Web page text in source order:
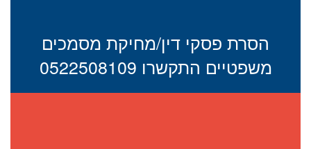
הסרת פסקי דין/מחיקת מסמכים
משפטיים התקשרו 0522508109